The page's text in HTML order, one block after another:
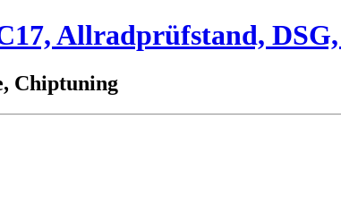
Allradprüfstand,
Chiptuning